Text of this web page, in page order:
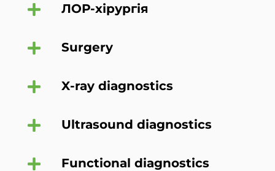
ЛОР-хірургія
Surgery
X-ray diagnostics
Ultrasound diagnostics
Functional diagnostics